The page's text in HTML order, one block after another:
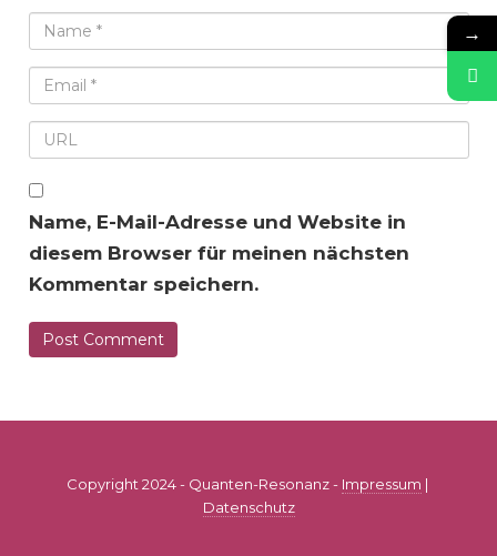
Name, E-Mail-Adresse und Website in
diesem Browser für meinen nächsten
Kommentar speichern.
Copyright 2024 - Quanten-Resonanz - Impressum |
Datenschutz
→